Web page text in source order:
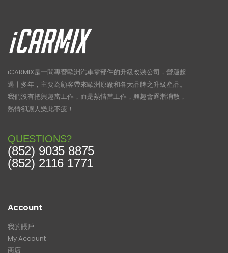
iCARMIX是一間專營歐洲汽車零部件的升級改裝公司，營運超
過十多年，主要為顧客帶來歐洲原廠和各大品牌之升級產品。
我們沒有把興趣當工作，而是熱情當工作，興趣會逐漸消散，
熱情卻讓人樂此不疲！
QUESTIONS?
(852) 9035 8875
(852) 2116 1771
Account
我的賬戶
My Account
商店